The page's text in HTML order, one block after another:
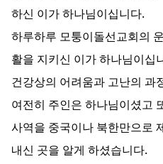
하신 이가 하나님이십니다.
하루하루 모퉁이돌선교회의
활을 지키신 이가 하나님이십
건강상의 어려움과 고난의 과
여전히 주인은 하나님이셨고
사역을 중국이나 북한만으로
내신 곳을 알게 하셨습니다.